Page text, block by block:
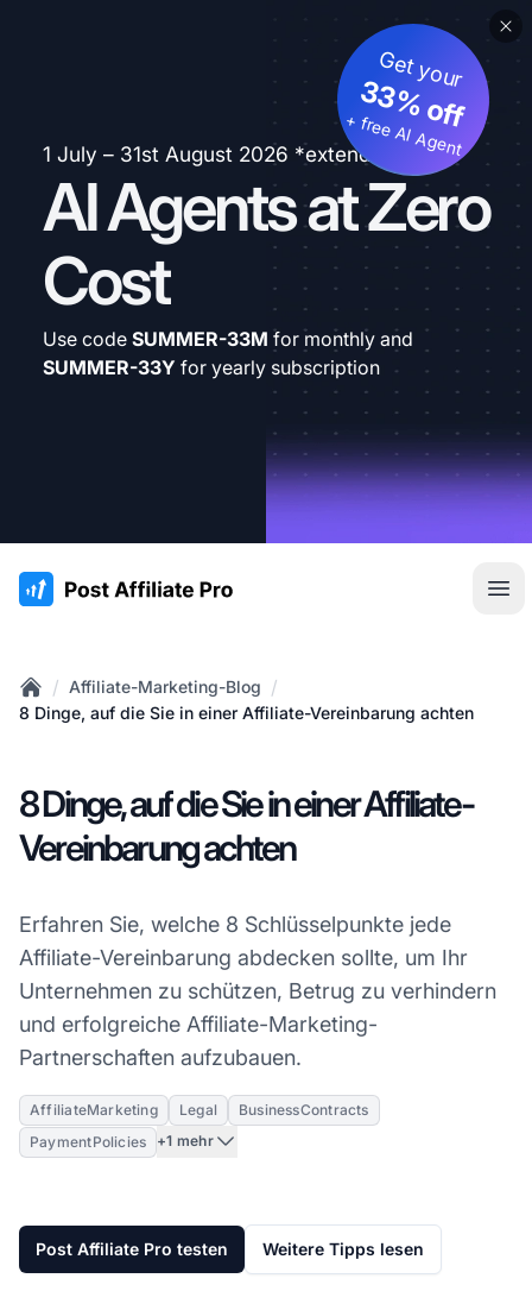
1 July – 31st August 2026 *extended
AI Agents at Zero
Cost
Get your
33% off
+ free AI Agent
Use code SUMMER-33M for monthly and
SUMMER-33Y for yearly subscription
:site.title
Home
/ Affiliate-Marketing-Blog /
8 Dinge, auf die Sie in einer Affiliate-Vereinbarung achten
8 Dinge, auf die Sie in einer Affiliate-
Vereinbarung achten
Erfahren Sie, welche 8 Schlüsselpunkte jede
Affiliate-Vereinbarung abdecken sollte, um Ihr
Unternehmen zu schützen, Betrug zu verhindern
und erfolgreiche Affiliate-Marketing-
Partnerschaften aufzubauen.
AffiliateMarketing Legal
BusinessContracts
PaymentPolicies
+1 mehr
Post Affiliate Pro testen Weitere Tipps lesen